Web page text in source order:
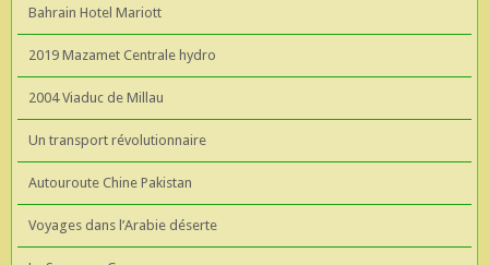
Bahrain Hotel Mariott
2019 Mazamet Centrale hydro
2004 Viaduc de Millau
Un transport révolutionnaire
Autouroute Chine Pakistan
Voyages dans l’Arabie déserte